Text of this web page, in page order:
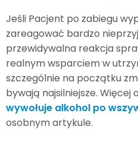
Jeśli Pacjent po zabiegu
zareagować bardzo
przewidywalna reakcja
realnym wsparciem w
szczególnie na początku
bywają najsilniejsze. Więcej
wywołuje alkohol po
osobnym artykule.